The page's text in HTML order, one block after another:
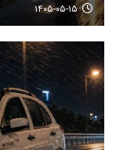
۱۴۰۵-۰۵-۱۵